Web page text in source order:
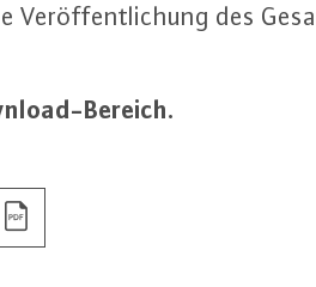
Ver­öf­fent­li­chung des
Be­reich.